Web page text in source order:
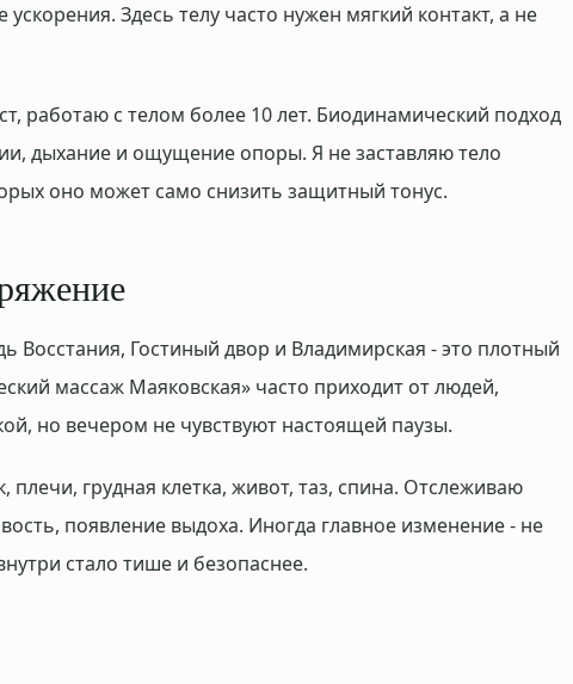
Здесь телу часто нужен мягкий контакт, а не
работаю с телом более 10 лет. Биодинамический подход
дыхание и ощущение опоры. Я не заставляю тело
оно может само снизить защитный тонус.
Восстания, Гостиный двор и Владимирская - это плотный
массаж Маяковская» часто приходит от людей,
но вечером не чувствуют настоящей паузы.
грудная клетка, живот, таз, спина. Отслеживаю
появление выдоха. Иногда главное изменение - не
стало тише и безопаснее.